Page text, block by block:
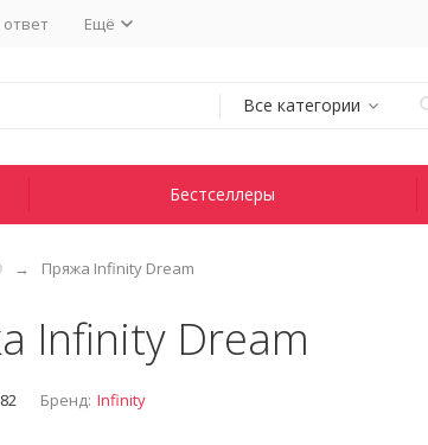
Ещё
Все категории
Бестселлеры
Пряжа Infinity Dream
Infinity Dream
Бренд: Infinity